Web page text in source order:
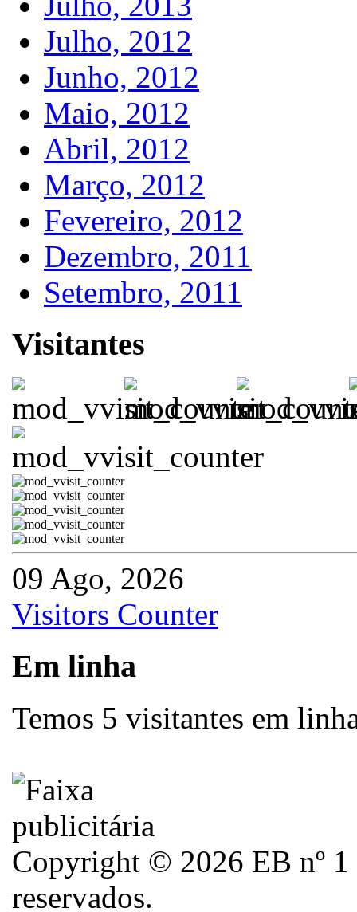
Julho, 2012
Junho, 2012
Maio, 2012
Abril, 2012
Março, 2012
Fevereiro, 2012
Dezembro, 2011
Setembro, 2011
Visitantes
09 Ago, 2026
Visitors Counter
Em linha
Temos 5 visitantes em
Copyright © 2026 EB nº
reservados.